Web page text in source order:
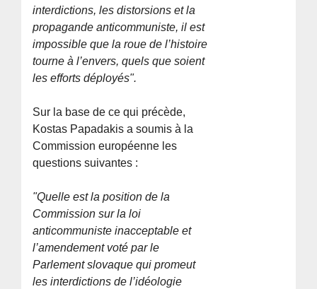
interdictions, les distorsions et la
propagande anticommuniste, il est
impossible que la roue de l’histoire
tourne à l’envers, quels que soient
les efforts déployés".
Sur la base de ce qui précède,
Kostas Papadakis a soumis à la
Commission européenne les
questions suivantes :
"Quelle est la position de la
Commission sur la loi
anticommuniste inacceptable et
l’amendement voté par le
Parlement slovaque qui promeut
les interdictions de l’idéologie